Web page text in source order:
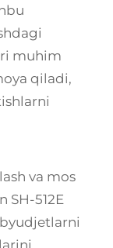
muhim
qiladi,
va mos
512E